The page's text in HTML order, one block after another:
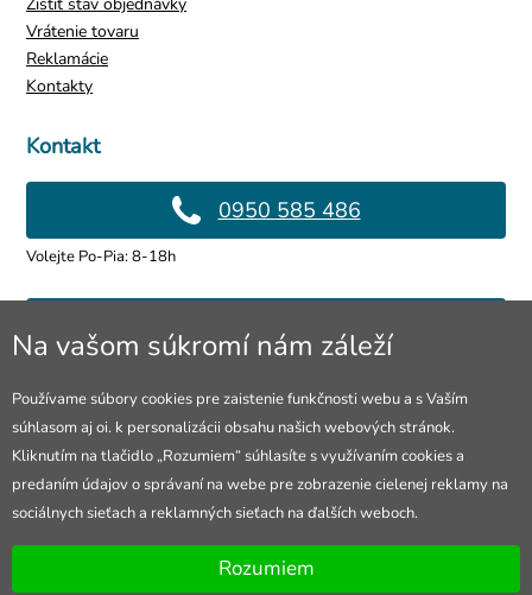
Kontakt
0950 585 486
Volejte Po-Pia: 8-18h
info@4lol.cz
Predajňa v Ostrave
28. října 250, Ostrava
Otevřeno Po-Pia: 10-18h
Vrátenie tovaru
Reklamácie
Kontakty
Na vašom súkromí nám záleží
Používame súbory cookies pre zaistenie funkčnosti webu a s Vaším
súhlasom aj oi. k personalizácii obsahu našich webových stránok.
Kliknutím na tlačidlo „Rozumiem“ súhlasíte s využívaním cookies a
predaním údajov o správaní na webe pre zobrazenie cielenej reklamy na
sociálnych sieťach a reklamných sieťach na ďalších weboch.
Rozumiem